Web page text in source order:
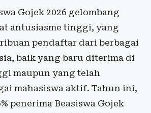
Gojek 2026 gelombang
antusiasme tinggi, yang
pendaftar dari berbagai
baik yang baru diterima di
maupun yang telah
mahasiswa aktif. Tahun ini,
penerima Beasiswa Gojek